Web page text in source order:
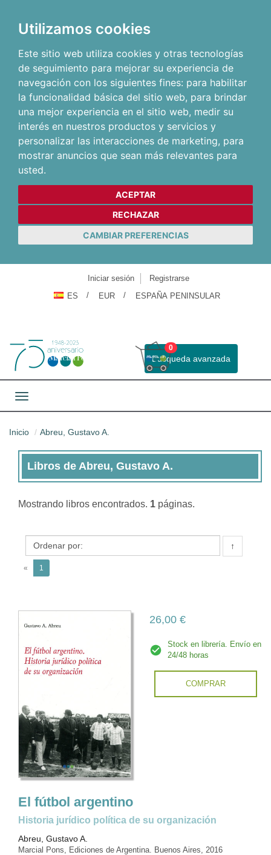
Utilizamos cookies
Este sitio web utiliza cookies y otras tecnologías
de seguimiento para mejorar su experiencia de
navegación con los siguientes fines: para habilitar
la funcionalidad básica del sitio web, para brindar
una mejor experiencia en el sitio web, medir su
interés en nuestros productos y servicios y
personalizar las interacciones de marketing, para
mostrar anuncios que sean más relevantes para
usted.
ACEPTAR
RECHAZAR
CAMBIAR PREFERENCIAS
Iniciar sesión
Registrarse
ES
EUR ESPAÑA PENINSULAR
Busqueda avanzada
0
Toggle navigation
Inicio Abreu, Gustavo A.
Libros
Abreu,
Libros de Abreu, Gustavo A.
Mostrando libros encontrados. 1 páginas.
↑
« 1
26,00 €
Stock en librería. Envío en
24/48 horas
COMPRAR
El fútbol argentino
historia jurídico política de su organización
Abreu, Gustavo A.
Marcial Pons, Ediciones de Argentina. Buenos Aires, 2016